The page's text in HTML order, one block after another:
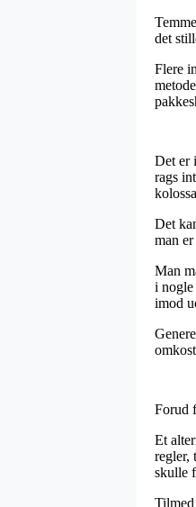
det
Flere
Det er
rags
Det
man
Man
i
imod
Forud
Et
regler,
skulle